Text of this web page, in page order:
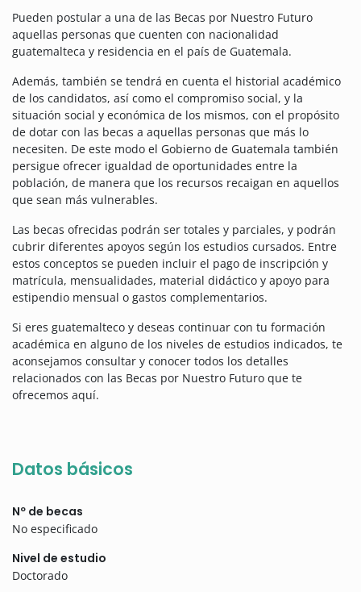
Pueden postular a una de las Becas por Nuestro Futuro
aquellas personas que cuenten con nacionalidad
guatemalteca y residencia en el país de Guatemala.
Además, también se tendrá en cuenta el historial académico
de los candidatos, así como el compromiso social, y la
situación social y económica de los mismos, con el propósito
de dotar con las becas a aquellas personas que más lo
necesiten. De este modo el Gobierno de Guatemala también
persigue ofrecer igualdad de oportunidades entre la
población, de manera que los recursos recaigan en aquellos
que sean más vulnerables.
Las becas ofrecidas podrán ser totales y parciales, y podrán
cubrir diferentes apoyos según los estudios cursados. Entre
estos conceptos se pueden incluir el pago de inscripción y
matrícula, mensualidades, material didáctico y apoyo para
estipendio mensual o gastos complementarios.
Si eres guatemalteco y deseas continuar con tu formación
académica en alguno de los niveles de estudios indicados, te
aconsejamos consultar y conocer todos los detalles
relacionados con las Becas por Nuestro Futuro que te
ofrecemos aquí.
Datos básicos
Nº de becas
No especificado
Nivel de estudio
Doctorado